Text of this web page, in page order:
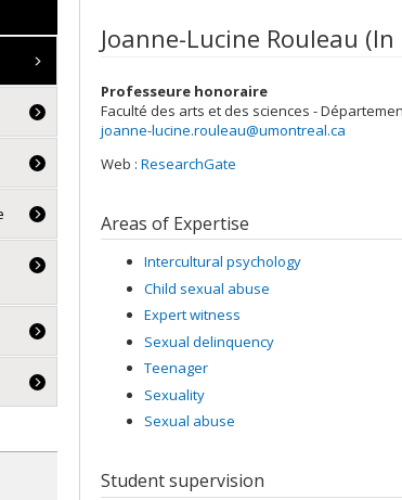
Joanne-Lucine Rouleau
Professeure honoraire
Faculté des arts et des sciences -
joanne-lucine.rouleau@umontreal.ca
Web : ResearchGate
Areas of Expertise
Intercultural psychology
Child sexual abuse
Expert witness
Sexual delinquency
Teenager
Sexuality
Sexual abuse
Student supervision